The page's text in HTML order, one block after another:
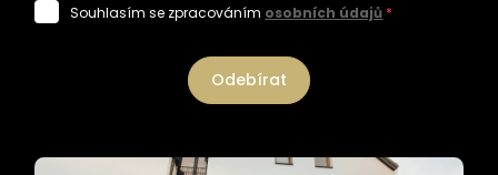
Souhlasím se zpracováním osobních údajů *
Odebírat